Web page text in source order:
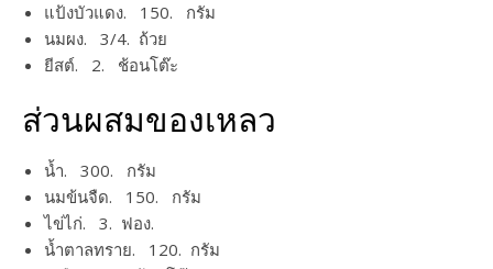
แป้งบัวแดง. 150. กรัม
นมผง. 3/4. ถ้วย
ยีสต์. 2. ช้อนโต๊ะ
ส่วนผสมของเหลว
น้ำ. 300. กรัม
นมข้นจืด. 150. กรัม
ไข่ไก่. 3. ฟอง.
น้ำตาลทราย. 120. กรัม